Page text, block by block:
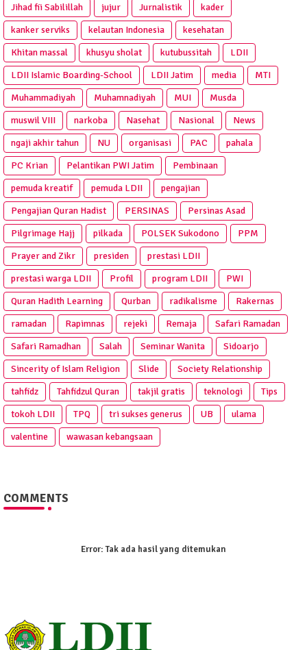
Jihad fii Sabilillah jujur Jurnalistik
kader
kanker serviks
kelautan Indonesia
kesehatan
Khitan massal
khusyu sholat kutubussitah
LDII
LDII Islamic Boarding-School
LDII Jatim media
MTI
Muhammadiyah
Muhamnadiyah MUI
Musda
muswil VIII
narkoba Nasehat Nasional
News
ngaji akhir tahun
NU organisasi PAC
pahala
PC Krian
Pelantikan PWI Jatim
Pembinaan
pemuda kreatif
pemuda LDII
pengajian
Pengajian Quran Hadist
PERSINAS
Persinas Asad
Pilgrimage Hajj
pilkada POLSEK Sukodono
PPM
Prayer and Zikr
presiden
prestasi LDII
prestasi warga LDII
Profil program LDII
PWI
Quran Hadith Learning
Qurban radikalisme
Rakernas
ramadan
Rapimnas rejeki Remaja
Safari Ramadan
Safari Ramadhan
Salah Seminar Wanita
Sidoarjo
Sincerity of Islam Religion
Slide
Society Relationship
tahfidz
Tahfidzul Quran takjil gratis teknologi
Tips
tokoh LDII
TPQ tri sukses generus UB
ulama
valentine
wawasan kebangsaan
COMMENTS
Error:Tak ada hasil yang ditemukan